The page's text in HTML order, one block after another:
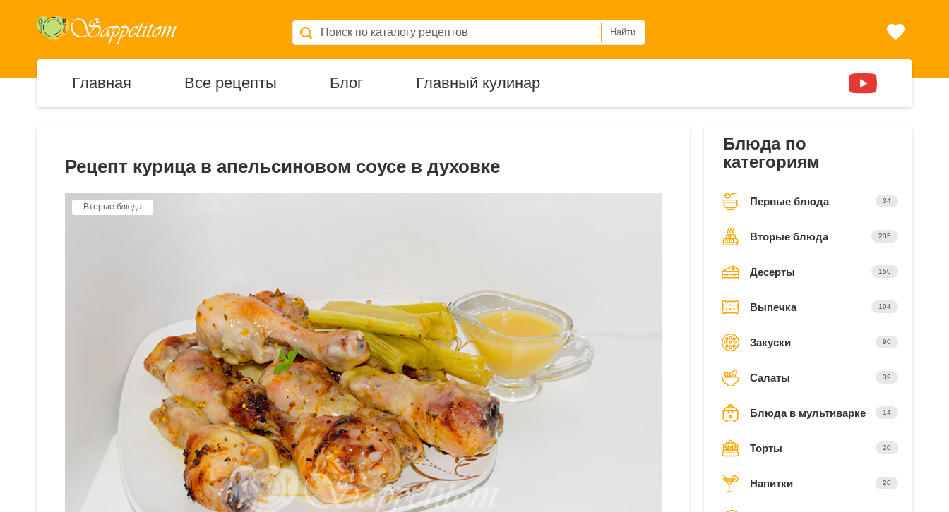
Найти
Главная Все рецепты Блог Главный кулинар
Рецепт курица в апельсиновом соусе в духовке
Вторые блюда
Блюда по
категориям
Первые блюда 34
Вторые блюда 235
Десерты 150
Выпечка 104
Закуски 90
Салаты 39
Блюда в мультиварке 14
Торты 20
Напитки 20